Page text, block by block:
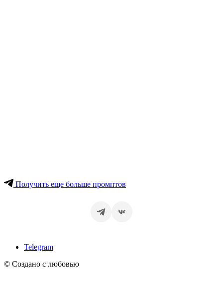
Получить еще больше промптов
Telegram
© Создано с любовью